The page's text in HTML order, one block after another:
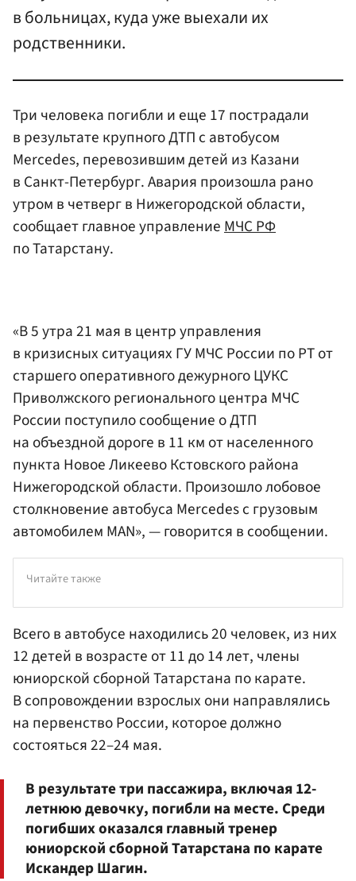
в больницах, куда уже выехали их
родственники.
Три человека погибли и еще 17 пострадали
в результате крупного ДТП с автобусом
Mercedes, перевозившим детей из Казани
в Санкт-Петербург. Авария произошла рано
утром в четверг в Нижегородской области,
сообщает главное управление МЧС РФ
по Татарстану.
«В 5 утра 21 мая в центр управления
в кризисных ситуациях ГУ МЧС России по РТ от
старшего оперативного дежурного ЦУКС
Приволжского регионального центра МЧС
России поступило сообщение о ДТП
на объездной дороге в 11 км от населенного
пункта Новое Ликеево Кстовского района
Нижегородской области. Произошло лобовое
столкновение автобуса Mercedes c грузовым
автомобилем MAN», — говорится в сообщении.
Читайте также
Всего в автобусе находились 20 человек, из них
12 детей в возрасте от 11 до 14 лет, члены
юниорской сборной Татарстана по карате.
В сопровождении взрослых они направлялись
на первенство России, которое должно
состояться 22–24 мая.
В результате три пассажира, включая 12-
летнюю девочку, погибли на месте. Среди
погибших оказался главный тренер
юниорской сборной Татарстана по карате
Искандер Шагин.